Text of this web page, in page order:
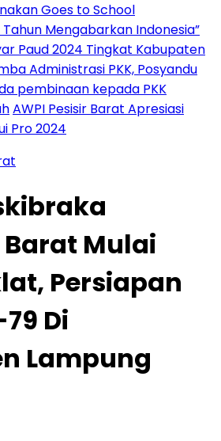
Goes to School
Tahun Mengabarkan Indonesia”
Paud 2024 Tingkat Kabupaten
Administrasi PKK, Posyandu
pembinaan kepada PKK
AWPI Pesisir Barat Apresiasi
Pro 2024
Mulai
Persiapan
79 Di
Lampung